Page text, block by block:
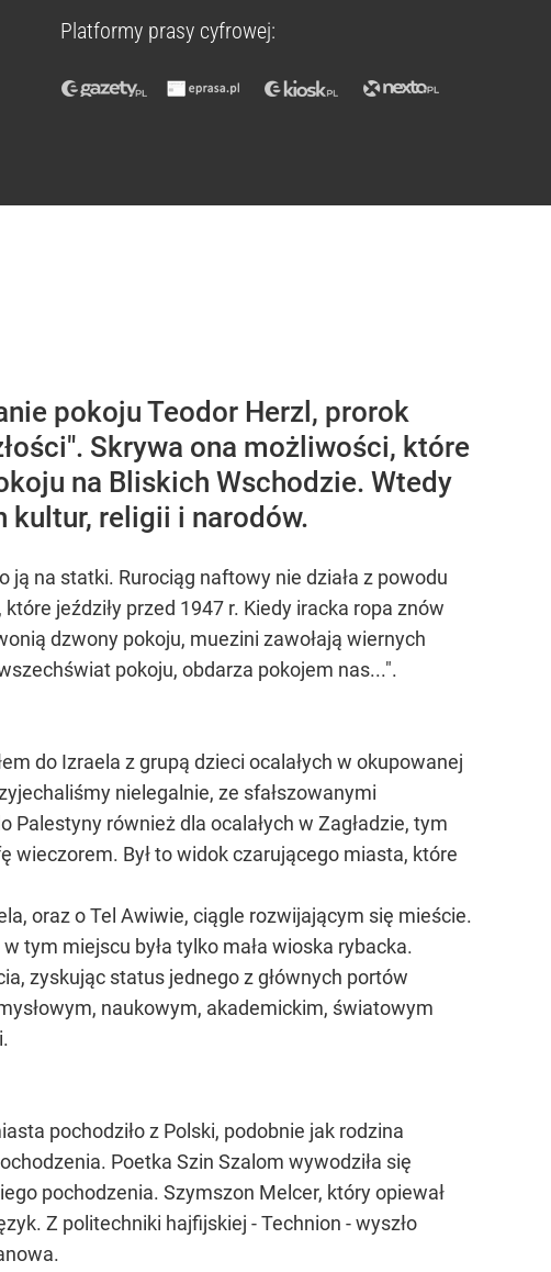
Platformy prasy cyfrowej:
pokoju Teodor Herzl, prorok
Skrywa ona możliwości, które
na Bliskich Wschodzie. Wtedy
kultur, religii i narodów.
na statki. Rurociąg naftowy nie działa z powodu
jeździły przed 1947 r. Kiedy iracka ropa znów
dzwony pokoju, muezini zawołają wiernych
pokoju, obdarza pokojem nas...".
do Izraela z grupą dzieci ocalałych w okupowanej
nielegalnie, ze sfałszowanymi
również dla ocalałych w Zagładzie, tym
Był to widok czarującego miasta, które
oraz o Tel Awiwie, ciągle rozwijającym się mieście.
tym miejscu była tylko mała wioska rybacka.
zyskując status jednego z głównych portów
naukowym, akademickim, światowym
pochodziło z Polski, podobnie jak rodzina
Poetka Szin Szalom wywodziła się
pochodzenia. Szymszon Melcer, który opiewał
Z politechniki hajfijskiej - Technion - wyszło